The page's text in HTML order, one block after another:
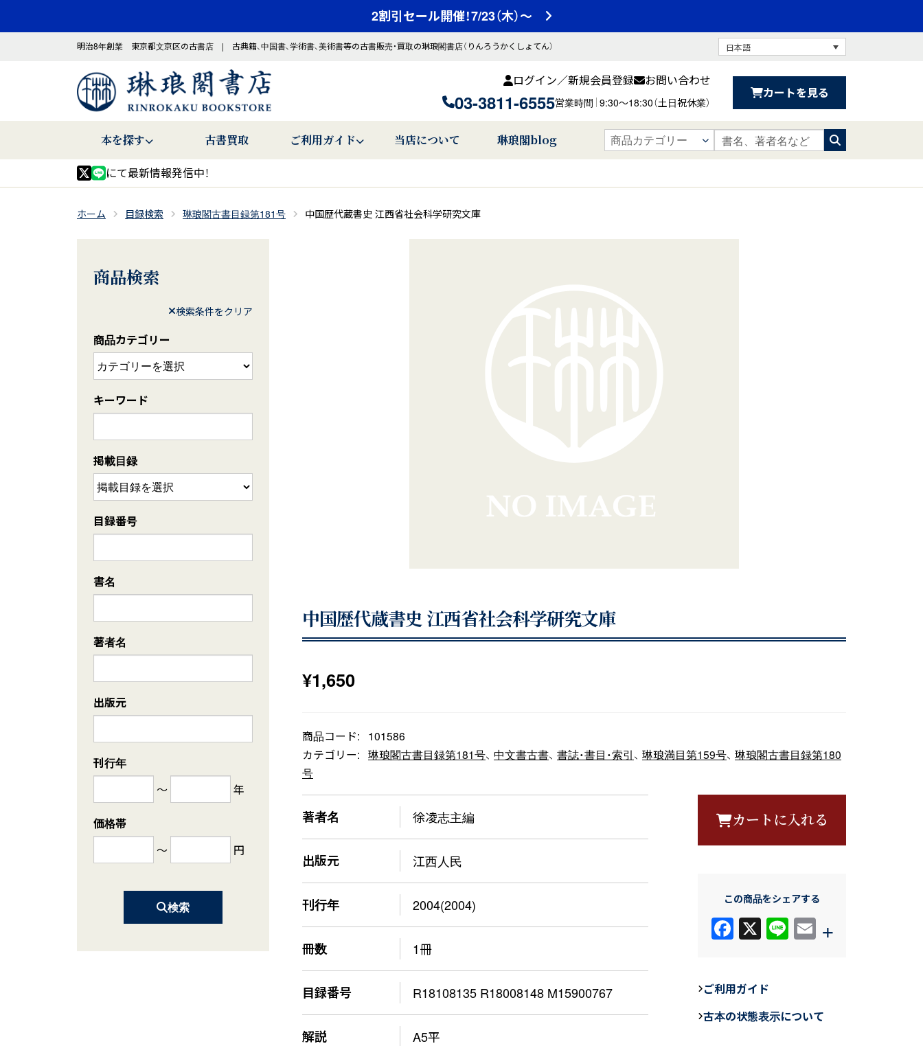
2割引セール開催！7/23（木）～
明治8年創業 東京都文京区の古書店 | 古典籍、中国書、学術書、美術書等の古書販売・買取の琳琅閣書店（りんろうかくしょてん） 日本語
ログイン／新規会員登録 お問い合わせ
03-3811-6555営業時間 9:30〜18:30（土日祝休業）
カートを見る
本を探す 古書買取 ご利用ガイド 当店について 琳琅閣blog
にて最新情報発信中！
ホーム 目録検索 琳琅閣古書目録第181号 中国歴代蔵書史 江西省社会科学研究文庫
中国歴代蔵書史 江西省社会科学研究文庫
¥1,650
商品コード:
101586
カテゴリー: 琳琅閣古書目録第181号、 中文書古書、 書誌・書目・索引、 琳琅満目第159号、 琳琅閣古書目録第180
号
著者名 徐凌志主編
出版元 江西人民
刊行年 2004(2004)
冊数 1冊
目録番号 R18108135 R18008148 M15900767
解説 A5平
カートに入れる
この商品をシェアする
F
a
e
b
X Li
n
E
+
ご利用ガイド
古本の状態表示について
商品検索
検索条件をクリア
商品カテゴリー
キーワード
掲載目録
目録番号
書名
著者名
出版元
刊行年
～
年
価格帯
～
円
検索